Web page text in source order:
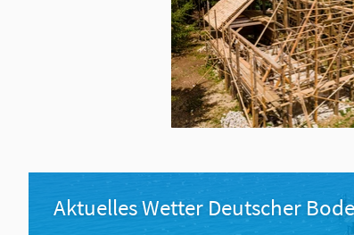
Aktuelles Wetter Deutscher